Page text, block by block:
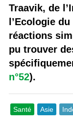
Traavik, de
l’Ecologie
réactions
pu trouver
n°52).
Santé Asie